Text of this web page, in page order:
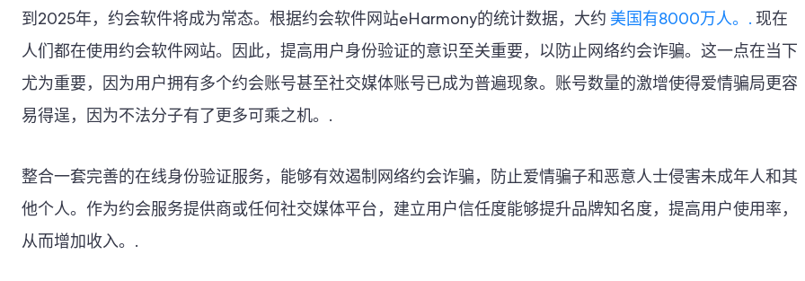
到2025年，约会软件将成为常态。根据约会软件网站eHarmony的统计数据，大约 美国有8000万人。. 现在
人们都在使用约会软件网站。因此，提高用户身份验证的意识至关重要，以防止网络约会诈骗。这一点在当下
尤为重要，因为用户拥有多个约会账号甚至社交媒体账号已成为普遍现象。账号数量的激增使得爱情骗局更容
易得逞，因为不法分子有了更多可乘之机。.
整合一套完善的在线身份验证服务，能够有效遏制网络约会诈骗，防止爱情骗子和恶意人士侵害未成年人和其
他个人。作为约会服务提供商或任何社交媒体平台，建立用户信任度能够提升品牌知名度，提高用户使用率，
从而增加收入。.